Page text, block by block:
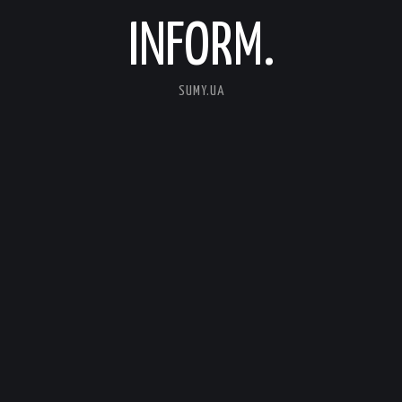
INFORM.
SUMY.UA